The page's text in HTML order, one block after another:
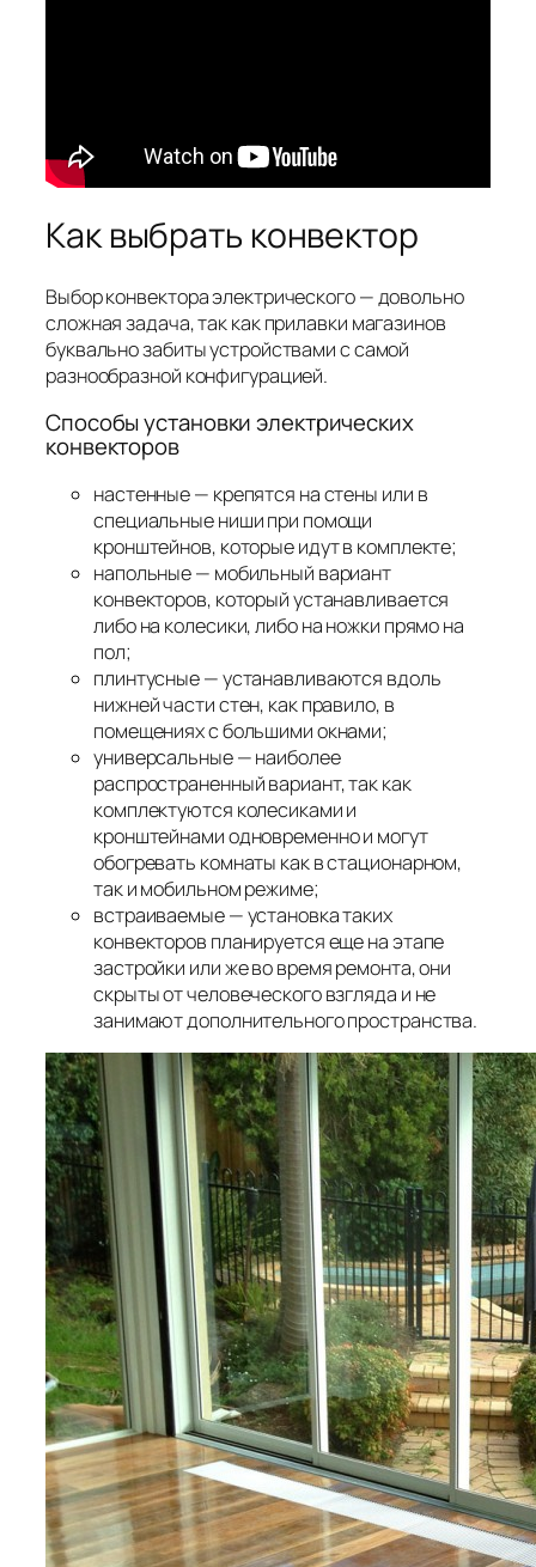
Как выбрать конвектор
Выбор конвектора электрического — довольно
сложная задача, так как прилавки магазинов
буквально забиты устройствами с самой
разнообразной конфигурацией.
Способы установки электрических
конвекторов
настенные — крепятся на стены или в
специальные ниши при помощи
кронштейнов, которые идут в комплекте;
напольные — мобильный вариант
конвекторов, который устанавливается
либо на колесики, либо на ножки прямо на
пол;
плинтусные — устанавливаются вдоль
нижней части стен, как правило, в
помещениях с большими окнами;
универсальные — наиболее
распространенный вариант, так как
комплектуются колесиками и
кронштейнами одновременно и могут
обогревать комнаты как в стационарном,
так и мобильном режиме;
встраиваемые — установка таких
конвекторов планируется еще на этапе
застройки или же во время ремонта, они
скрыты от человеческого взгляда и не
занимают дополнительного пространства.